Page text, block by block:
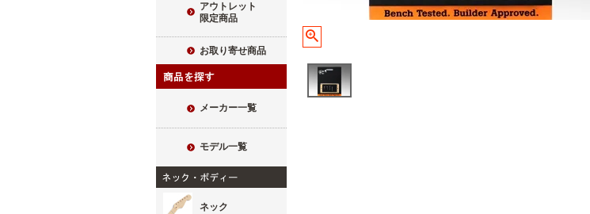
アウトレット
限定商品
お取り寄せ商品
メーカー一覧
モデル一覧
ネック